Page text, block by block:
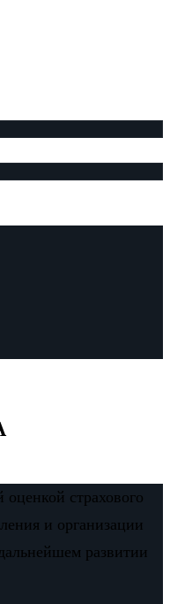
страхового
и организации
развитии